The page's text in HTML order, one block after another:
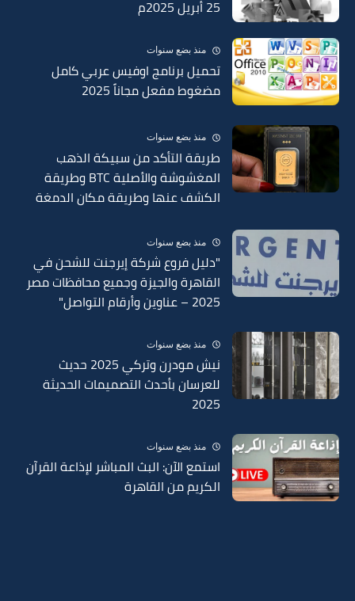
منذ بضع سنوات
تحميل برنامج اوفيس عربي كامل
مضغوط مفعل مجاناً 2025
منذ بضع سنوات
طريقة التأكد من سبيكة الذهب
المغشوشة والأصلية BTC وطريقة
الكشف عنها وطريقة مكان الدمغة
منذ بضع سنوات
"دليل فروع شركة إيرجنت للشحن في
القاهرة والجيزة وجميع محافظات مصر
2025 – عناوين وأرقام التواصل"
منذ بضع سنوات
نيش مودرن وتركي 2025 حديث
للعرسان بأحدث التصميمات الحديثة
2025
منذ بضع سنوات
استمع الآن: البث المباشر لإذاعة القرآن
الكريم من القاهرة